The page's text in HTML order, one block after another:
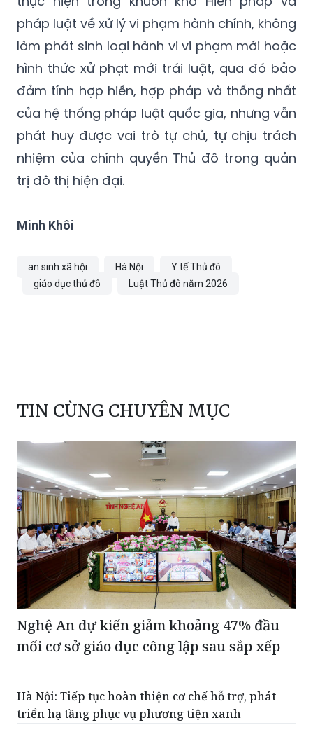
pháp luật về xử lý vi phạm hành chính, không
làm phát sinh loại hành vi vi phạm mới hoặc
hình thức xử phạt mới trái luật, qua đó bảo
đảm tính hợp hiến, hợp pháp và thống nhất
của hệ thống pháp luật quốc gia, nhưng vẫn
phát huy được vai trò tự chủ, tự chịu trách
nhiệm của chính quyền Thủ đô trong quản
trị đô thị hiện đại.
Minh Khôi
an sinh xã hội Hà Nội
Y tế Thủ đô
giáo dục thủ đô
Luật Thủ đô năm 2026
TIN CÙNG CHUYÊN MỤC
Nghệ An dự kiến giảm khoảng 47% đầu
mối cơ sở giáo dục công lập sau sắp xếp
Hà Nội: Tiếp tục hoàn thiện cơ chế hỗ trợ, phát
triển hạ tầng phục vụ phương tiện xanh